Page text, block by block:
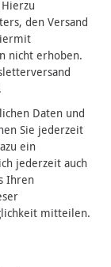
den Versand
nicht erhoben.
Daten und
Sie jederzeit
ein
jederzeit auch
Ihren
mitteilen.